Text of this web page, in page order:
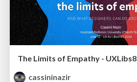
The Limits of Empathy - UXLibs8
cassininazir